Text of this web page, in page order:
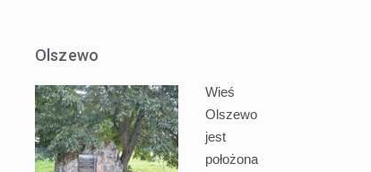
Olszewo
Wieś
Olszewo
jest
położona